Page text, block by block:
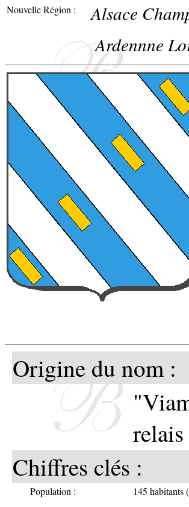
Nouvelle Région :
Alsace
Ardennne
Origine du nom :
Chiffres clés :
Population :
145 habitants